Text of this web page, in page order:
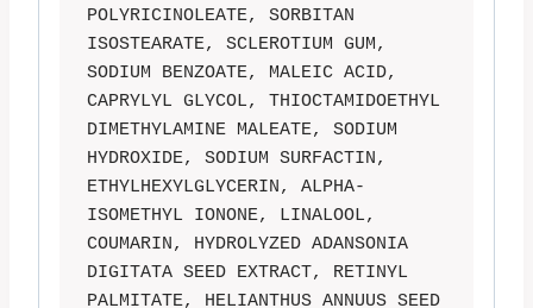
POLYRICINOLEATE, SORBITAN
ISOSTEARATE, SCLEROTIUM GUM,
SODIUM BENZOATE, MALEIC ACID,
CAPRYLYL GLYCOL, THIOCTAMIDOETHYL
DIMETHYLAMINE MALEATE, SODIUM
HYDROXIDE, SODIUM SURFACTIN,
ETHYLHEXYLGLYCERIN, ALPHA-
ISOMETHYL IONONE, LINALOOL,
COUMARIN, HYDROLYZED ADANSONIA
DIGITATA SEED EXTRACT, RETINYL
PALMITATE, HELIANTHUS ANNUUS SEED